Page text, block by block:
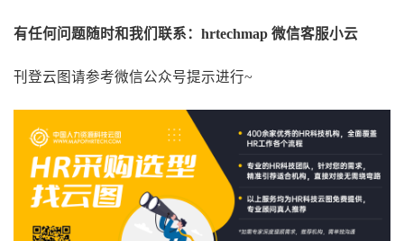
有任何问题随时和我们联系：hrtechmap 微信客服小云
刊登云图请参考微信公众号提示进行~